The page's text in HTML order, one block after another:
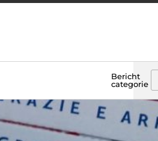
Bericht
categorie